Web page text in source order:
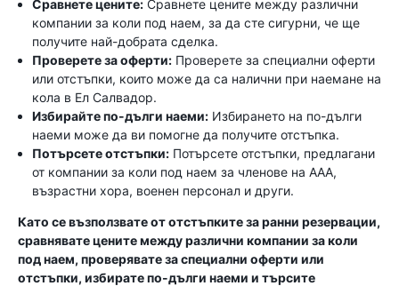
Сравнете цените: Сравнете цените между различни
компании за коли под наем, за да сте сигурни, че ще
получите най-добрата сделка.
Проверете за оферти: Проверете за специални оферти
или отстъпки, които може да са налични при наемане на
кола в Ел Салвадор.
Избирайте по-дълги наеми: Избирането на по-дълги
наеми може да ви помогне да получите отстъпка.
Потърсете отстъпки: Потърсете отстъпки, предлагани
от компании за коли под наем за членове на AAA,
възрастни хора, военен персонал и други.
Като се възползвате от отстъпките за ранни резервации,
сравнявате цените между различни компании за коли
под наем, проверявате за специални оферти или
отстъпки, избирате по-дълги наеми и търсите